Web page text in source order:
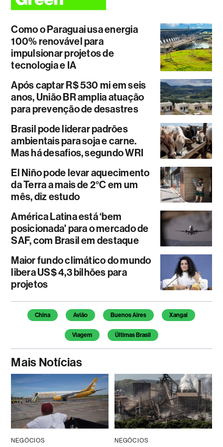
Como o Paraguai usa energia
100% renovável para
impulsionar projetos de
tecnologia e IA
Após captar R$ 530 mi em seis
anos, União BR amplia atuação
para prevenção de desastres
Brasil pode liderar padrões
ambientais para soja e carne.
Mas há desafios, segundo WRI
El Niño pode levar aquecimento
da Terra a mais de 2°C em um
mês, diz estudo
América Latina está ‘bem
posicionada' para o mercado de
SAF, com Brasil em destaque
Maior fundo climático do mundo
libera US$ 4,3 bilhões para
projetos
Temas deste artigo
China Avião Buenos Aires Xangai
Viagem Últimas Brasil
Mais Notícias
NEGÓCIOS NEGÓCIOS